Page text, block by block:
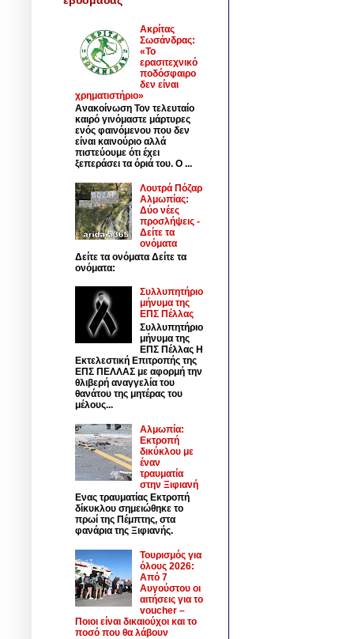
Ακρίτας
Σωσάνδρας:
«Το
ερασιτεχνικό
ποδόσφαιρο
δεν είναι
χρηματιστήριο»
Ανακοίνωση Τον τελευταίο
καιρό γινόμαστε μάρτυρες
ενός φαινόμενου που δεν
είναι καινούριο αλλά
πιστεύουμε ότι έχει
ξεπεράσει τα όριά του. Ο ...
Λουτρά Πόζαρ
Αλμωπίας:
Δύο νέες
προσλήψεις -
Δείτε τα
ονόματα
Δείτε τα ονόματα Δείτε τα
ονόματα:
Συλλυπητήριο
μήνυμα της
ΕΠΣ Πέλλας
Συλλυπητήριο
μήνυμα της
ΕΠΣ Πέλλας Η
Εκτελεστική Επιτροπής της
ΕΠΣ ΠΕΛΛΑΣ με αφορμή την
θλιβερή αναγγελία του
θανάτου της μητέρας του
μέλους...
Αλμωπία:
Εκτροπή
δικύκλου με
έναν
τραυματία
στην Ξιφιανή
Ενας τραυματίας Εκτροπή
δίκυκλου σημειώθηκε το
πρωί της Πέμπτης, στα
φανάρια της Ξιφιανής.
Τουρισμός για
όλους 2026:
Από 7
Αυγούστου οι
αιτήσεις για το
voucher –
Ποιοι είναι δικαιούχοι και το
ποσό που θα λάβουν